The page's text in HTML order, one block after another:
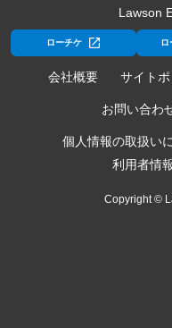
Lawson
ローチケ ロ
会社概要 サイト
お問い合わ
個人情報の取扱い
利用者情
Copyright ©